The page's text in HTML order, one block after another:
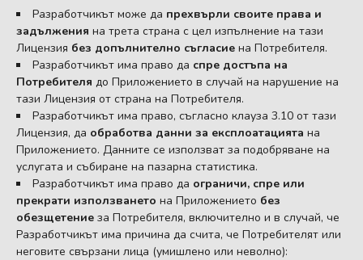
Разработчикът може да прехвърли своите права и
задължения на трета страна с цел изпълнение на тази
Лицензия без допълнително съгласие на Потребителя.
Разработчикът има право да спре достъпа на
Потребителя до Приложението в случай на нарушение на
тази Лицензия от страна на Потребителя.
Разработчикът има право, съгласно клауза 3.10 от тази
Лицензия, да обработва данни за експлоатацията на
Приложението. Данните се използват за подобряване на
услугата и събиране на пазарна статистика.
Разработчикът има право да ограничи, спре или
прекрати използването на Приложението без
обезщетение за Потребителя, включително и в случай, че
Разработчикът има причина да счита, че Потребителят или
неговите свързани лица (умишлено или неволно):